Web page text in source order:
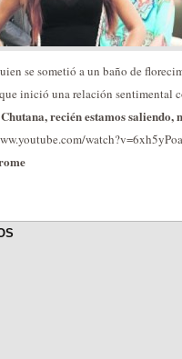
se sometió a un baño de
inició una relación sentimental
recién estamos saliendo,